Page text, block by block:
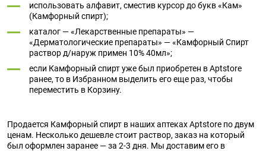
использовать алфавит, сместив курсор до букв «Кам»
(Камфорный спирт);
каталог — «Лекарственные препараты» —
«Дерматологические препараты» — «Камфорный Спирт
раствор д/наруж примен 10% 40мл»;
если Камфорный спирт уже был приобретен в Aptstore
ранее, то в Избранном выделить его еще раз, чтобы
переместить в Корзину.
Продается Камфорный спирт в наших аптеках Aptstore по двум
ценам. Несколько дешевле стоит раствор, заказ на который
был оформлен заранее — за 2-3 дня. Мы доставим его в